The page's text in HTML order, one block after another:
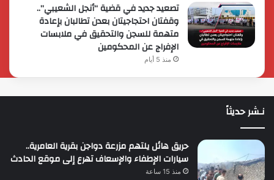
تصعيد جديد في قضية “أنجل الشعيبي”..
وقفتان احتجاجيتان بعدن تطالبان بإعادة
متهمة للسجن والتحقيق في ملابسات
الإفراج عن المحكومين
منذ 5 أيام
نـشر حديثاً
حريق هائل يلتهم مزرعة دواجن بقرية العامرية..
سيارات الإطفاء والإسعاف تهرع إلى موقع الحادث
منذ 15 ساعة